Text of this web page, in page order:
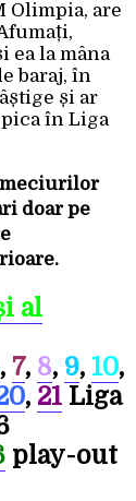
Olimpia, are
ea la mâna
baraj, în
și ar
pica în Liga
meciurilor
doar pe
al
, 7, 8, 9, 10,
, 21Liga
play-out